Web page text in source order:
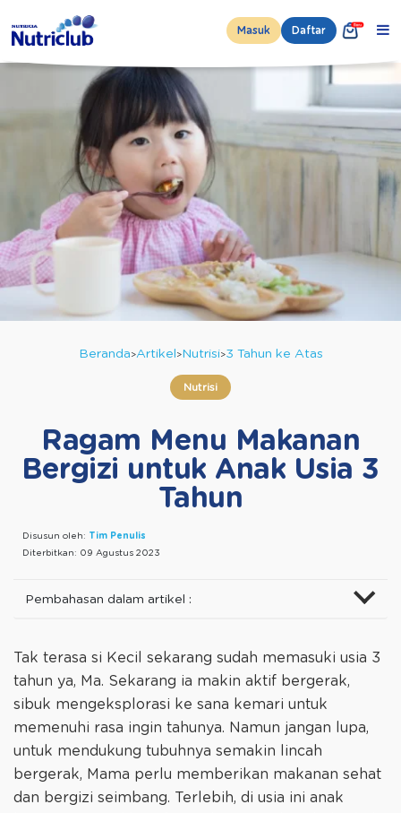
Masuk Daftar
Beranda Artikel Nutrisi 3 Tahun ke Atas
Nutrisi
Ragam Menu Makanan
Bergizi untuk Anak Usia 3
Tahun
Disusun oleh: Tim Penulis
Diterbitkan: 09 Agustus 2023
Pembahasan dalam artikel :
Tak terasa si Kecil sekarang sudah memasuki usia 3
tahun ya, Ma. Sekarang ia makin aktif bergerak,
sibuk mengeksplorasi ke sana kemari untuk
memenuhi rasa ingin tahunya. Namun jangan lupa,
untuk mendukung tubuhnya semakin lincah
bergerak, Mama perlu memberikan makanan sehat
dan bergizi seimbang. Terlebih, di usia ini anak